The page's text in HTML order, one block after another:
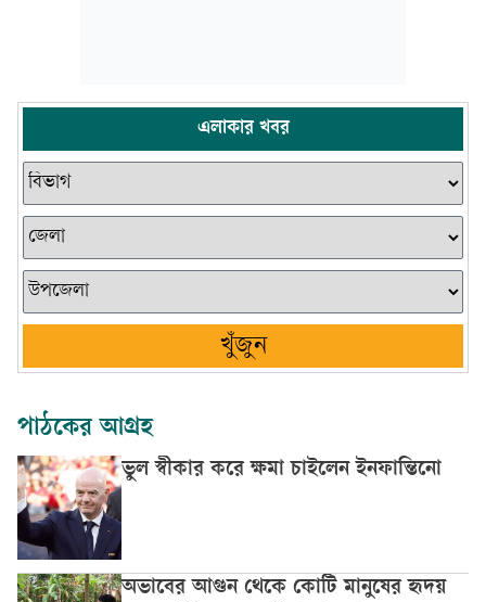
এলাকার খবর
খুঁজুন
পাঠকের আগ্রহ
ভুল স্বীকার করে ক্ষমা চাইলেন ইনফান্তিনো
অভাবের আগুন থেকে কোটি মানুষের হৃদয়